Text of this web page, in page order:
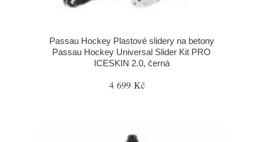
Passau Hockey Plastové slidery na betony
Passau Hockey Universal Slider Kit PRO
ICESKIN 2.0, černá
4 699 Kč